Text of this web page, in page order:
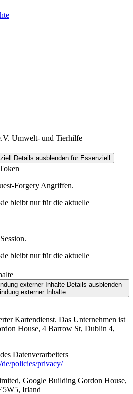
Umwelt- und Tierhilfe
Details ausblenden für Essenziell
Forgery Angriffen.
bleibt nur für die aktuelle
bleibt nur für die aktuelle
externer Inhalte Details ausblenden
externer Inhalte
Kartendienst. Das Unternehmen ist
House, 4 Barrow St, Dublin 4,
Datenverarbeiters
policies/privacy/
Google Building Gordon House,
Irland